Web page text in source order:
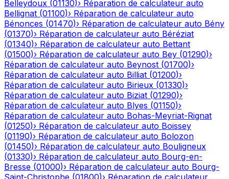
Belleydoux (01130)› Réparation de calculateur auto
Bellignat (01100)› Réparation de calculateur auto
Bénonces (01470)› Réparation de calculateur auto Bény
(01370)› Réparation de calculateur auto Béréziat
(01340)› Réparation de calculateur auto Bettant
(01500)› Réparation de calculateur auto Bey (01290)›
Réparation de calculateur auto Beynost (01700)›
Réparation de calculateur auto Billiat (01200)›
Réparation de calculateur auto Birieux (01330)›
Réparation de calculateur auto Biziat (01290)›
Réparation de calculateur auto Blyes (01150)›
Réparation de calculateur auto Bohas-Meyriat-Rignat
(01250)› Réparation de calculateur auto Boissey
(01190)› Réparation de calculateur auto Bolozon
(01450)› Réparation de calculateur auto Bouligneux
(01330)› Réparation de calculateur auto Bourg-en-
Bresse (01000)› Réparation de calculateur auto Bourg-
Saint-Christophe (01800)› Réparation de calculateur